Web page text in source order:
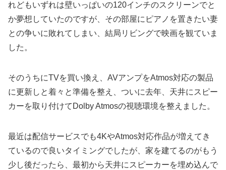
れどもいずれは壁いっぱいの120インチのスクリーンでと
か夢想していたのですが、その部屋にピアノを置きたい妻
との争いに敗れてしまい、結局リビングで映画を観ていま
した。
そのうちにTVを買い換え、AVアンプをAtmos対応の製品
に更新しと着々と準備を整え、ついに去年、天井にスピー
カーを取り付けてDolby Atmosの視聴環境を整えました。
最近は配信サービスでも4KやAtmos対応作品が増えてき
ているので良いタイミングでしたが、家を建てるのがもう
少し後だったら、最初から天井にスピーカーを埋め込んで